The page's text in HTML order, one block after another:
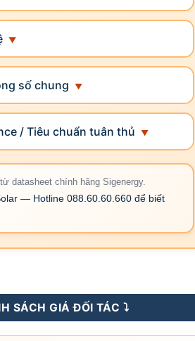
số chung
/ Tiêu chuẩn tuân thủ
datasheet chính hãng Sigenergy.
— Hotline 088.60.60.660 để biết
Hybrid Sigenergy 50 kW 3 Pha số lượng
SÁCH GIÁ ĐỐI TÁC ⤵️